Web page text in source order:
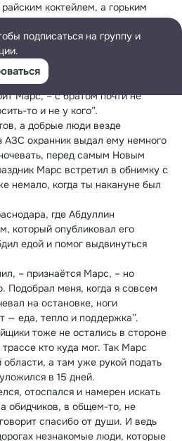
коктейлем, а горьким
кармана.
а в итоге остался с нулём в
опешил: родных мало,
Что ж, решил идти домой
Марс, – с братом почти не
то и не у кого”.
а добрые люди везде
АЗС охранник выдал ему немного
перед самым Новым
Марс встретил в обнимку с
немало, когда ты накануне был
где Абдуллин
который опубликовал его
едой и помог выдвинуться
– признаётся Марс, – но
Подобрал меня, когда я совсем
на остановке, ноги
— еда, тепло и поддержка”.
тоже не остались в стороне
кто куда мог. Так Марс
а там уже рукой подать
в 15 дней.
отоспался и намерен искать
обидчиков, в общем-то, не
спасибо от души. И ведь
незнакомые люди, которые
подписаться на группу и